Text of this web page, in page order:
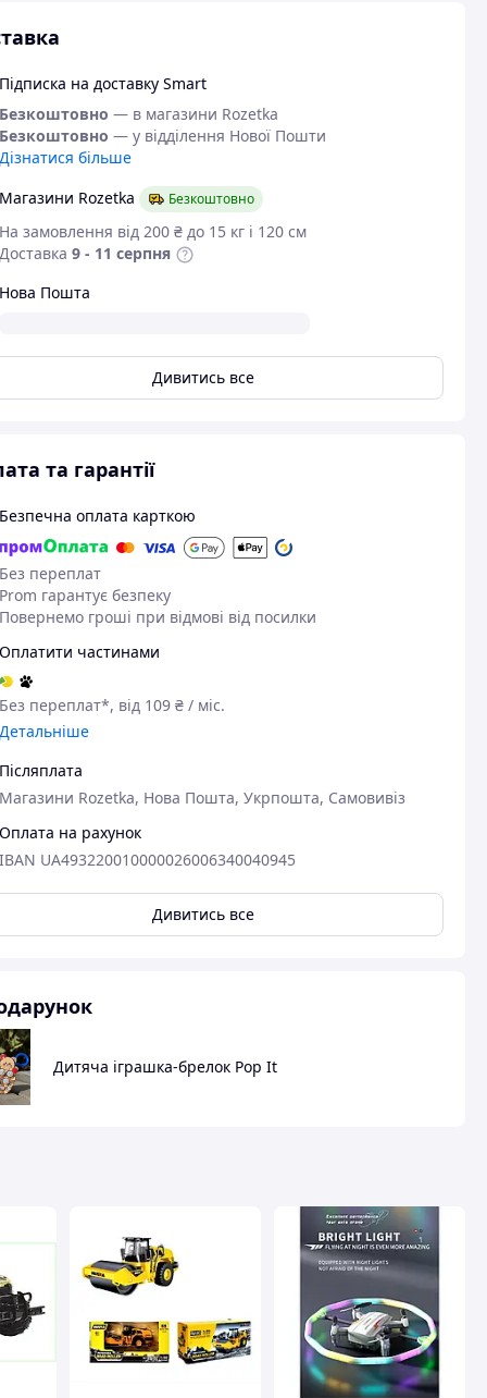
Підписка на доставку Smart
Безкоштовно — в магазини Rozetka
Безкоштовно — у відділення Нової Пошти
Дізнатися більше
Магазини Rozetka
Безкоштовно
На замовлення від 200 ₴ до 15 кг і 120 см
Доставка 9 - 11 серпня
Нова Пошта
Дивитись все
та гарантії
Безпечна оплата карткою
Без переплат
Prom гарантує безпеку
Повернемо гроші при відмові від посилки
Оплатити частинами
Без переплат*, від 109 ₴ / міс.
Детальніше
Післяплата
Магазини Rozetka, Нова Пошта, Укрпошта, Самовивіз
Оплата на рахунок
IBAN UA493220010000026006340040945
Дивитись все
Дитяча іграшка-брелок Pop It